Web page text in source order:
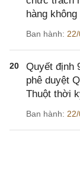
hàng không
Ban hành:
20
Quyết định
phê duyệt
Thuột thời
Ban hành: